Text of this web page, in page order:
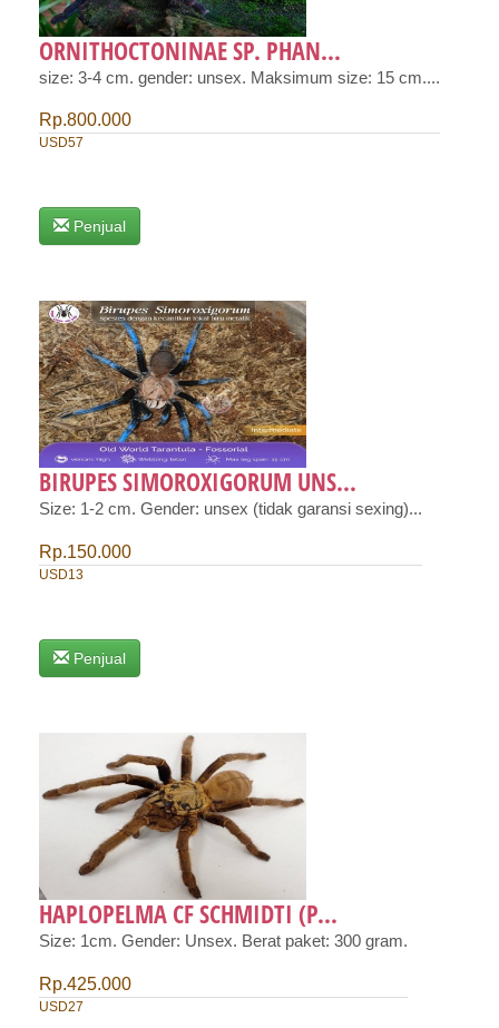
ORNITHOCTONINAE SP. PHAN...
size: 3-4 cm. gender: unsex. Maksimum size: 15 cm....
Rp.800.000
USD57
Penjual
BIRUPES SIMOROXIGORUM UNS...
Size: 1-2 cm. Gender: unsex (tidak garansi sexing)...
Rp.150.000
USD13
Penjual
HAPLOPELMA CF SCHMIDTI (P...
Size: 1cm. Gender: Unsex. Berat paket: 300 gram.
Rp.425.000
USD27